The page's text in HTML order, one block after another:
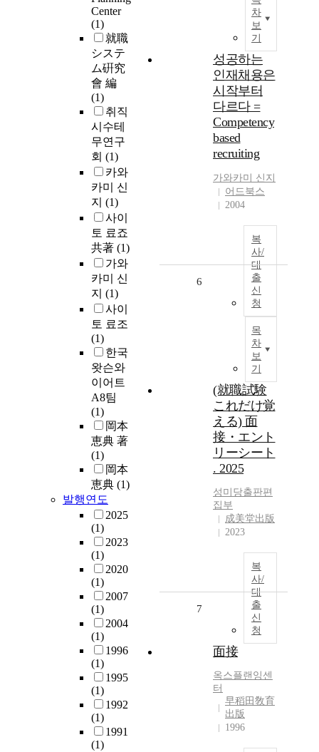
Center
(1)
就職
システ
ム硏究
會 編
(1)
취직
시수테
무연구
회 (1)
카와
카미 신
지 (1)
사이
토 료죠
共著 (1)
가와
카미 신
지 (1)
사이
토 료조
(1)
한국
왓슨와
이어트
A8팀
(1)
岡本
恵典 著
(1)
岡本
恵典 (1)
발행연도
2025
(1)
2023
(1)
2020
(1)
2007
(1)
2004
(1)
1996
(1)
1995
(1)
1992
(1)
1991
(1)
차
보
기
성공하는
인재채용은
시작부터
다르다 =
Competency
based
recruiting
가와카미 신지
어드북스
2004
복
사/
대
출
신
청
목
차
보
기
6
(就職試験
これだけ覚
える) 面
接・エント
リーシート
. 2025
성미당출판편
집부
成美堂出版
2023
복
사/
대
출
신
청
7
面接
옥스플랜잉센
터
早稻田敎育
出版
1996